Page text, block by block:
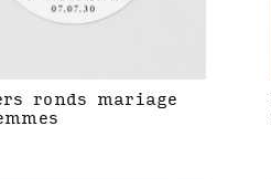
ronds mariage